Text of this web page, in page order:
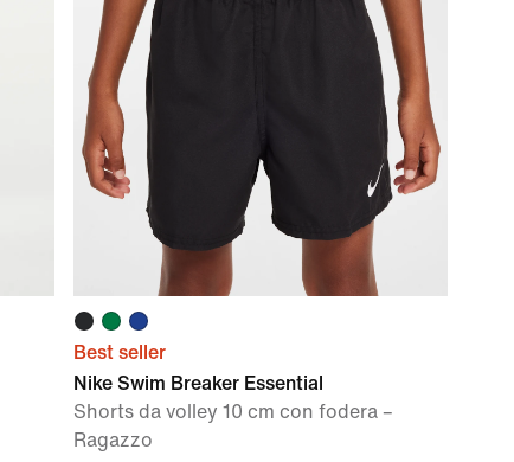
Best seller
Nike Swim Breaker Essential
Shorts da volley 10 cm con fodera –
Ragazzo